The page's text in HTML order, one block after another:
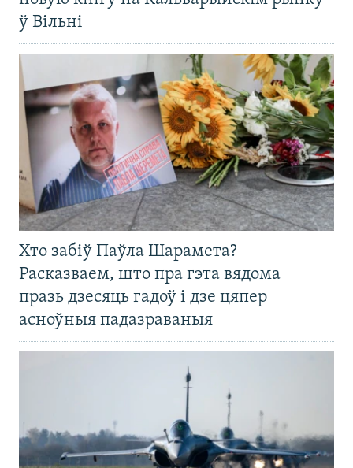
ў Вільні
Хто забіў Паўла Шарамета?
Расказваем, што пра гэта вядома
празь дзесяць гадоў і дзе цяпер
асноўныя падазраваныя